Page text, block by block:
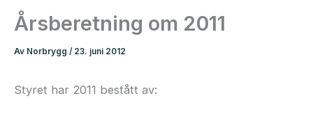
Årsberetning om 2011
Av Norbrygg / 23. juni 2012
Styret har 2011 bestått av: